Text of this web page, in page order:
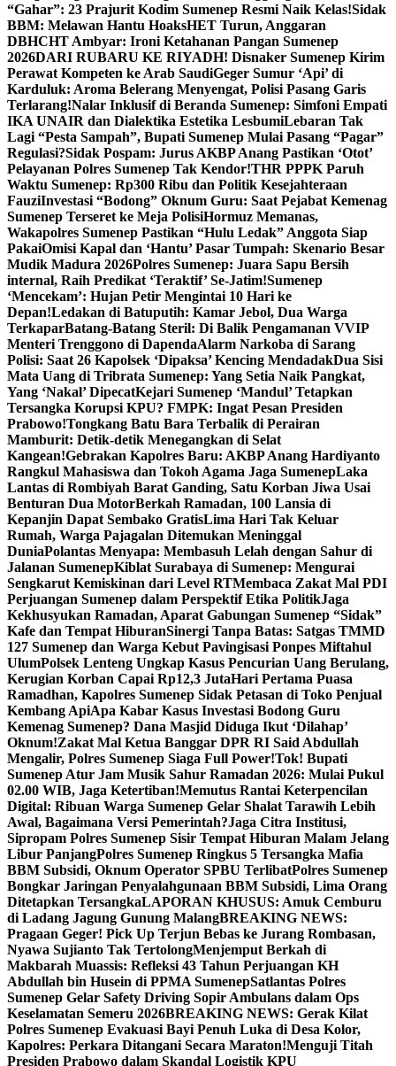
“Gahar”: 23 Prajurit Kodim Sumenep Resmi Naik Kelas!Sidak
BBM: Melawan Hantu HoaksHET Turun, Anggaran
DBHCHT Ambyar: Ironi Ketahanan Pangan Sumenep
2026DARI RUBARU KE RIYADH! Disnaker Sumenep Kirim
Perawat Kompeten ke Arab SaudiGeger Sumur ‘Api’ di
Karduluk: Aroma Belerang Menyengat, Polisi Pasang Garis
Terlarang!Nalar Inklusif di Beranda Sumenep: Simfoni Empati
IKA UNAIR dan Dialektika Estetika LesbumiLebaran Tak
Lagi “Pesta Sampah”, Bupati Sumenep Mulai Pasang “Pagar”
Regulasi?Sidak Pospam: Jurus AKBP Anang Pastikan ‘Otot’
Pelayanan Polres Sumenep Tak Kendor!THR PPPK Paruh
Waktu Sumenep: Rp300 Ribu dan Politik Kesejahteraan
FauziInvestasi “Bodong” Oknum Guru: Saat Pejabat Kemenag
Sumenep Terseret ke Meja PolisiHormuz Memanas,
Wakapolres Sumenep Pastikan “Hulu Ledak” Anggota Siap
PakaiOmisi Kapal dan ‘Hantu’ Pasar Tumpah: Skenario Besar
Mudik Madura 2026Polres Sumenep: Juara Sapu Bersih
internal, Raih Predikat ‘Teraktif’ Se-Jatim!Sumenep
‘Mencekam’: Hujan Petir Mengintai 10 Hari ke
Depan!Ledakan di Batuputih: Kamar Jebol, Dua Warga
TerkaparBatang-Batang Steril: Di Balik Pengamanan VVIP
Menteri Trenggono di DapendaAlarm Narkoba di Sarang
Polisi: Saat 26 Kapolsek ‘Dipaksa’ Kencing MendadakDua Sisi
Mata Uang di Tribrata Sumenep: Yang Setia Naik Pangkat,
Yang ‘Nakal’ DipecatKejari Sumenep ‘Mandul’ Tetapkan
Tersangka Korupsi KPU? FMPK: Ingat Pesan Presiden
Prabowo!Tongkang Batu Bara Terbalik di Perairan
Mamburit: Detik-detik Menegangkan di Selat
Kangean!Gebrakan Kapolres Baru: AKBP Anang Hardiyanto
Rangkul Mahasiswa dan Tokoh Agama Jaga SumenepLaka
Lantas di Rombiyah Barat Ganding, Satu Korban Jiwa Usai
Benturan Dua MotorBerkah Ramadan, 100 Lansia di
Kepanjin Dapat Sembako GratisLima Hari Tak Keluar
Rumah, Warga Pajagalan Ditemukan Meninggal
DuniaPolantas Menyapa: Membasuh Lelah dengan Sahur di
Jalanan SumenepKiblat Surabaya di Sumenep: Mengurai
Sengkarut Kemiskinan dari Level RTMembaca Zakat Mal PDI
Perjuangan Sumenep dalam Perspektif Etika PolitikJaga
Kekhusyukan Ramadan, Aparat Gabungan Sumenep “Sidak”
Kafe dan Tempat HiburanSinergi Tanpa Batas: Satgas TMMD
127 Sumenep dan Warga Kebut Pavingisasi Ponpes Miftahul
UlumPolsek Lenteng Ungkap Kasus Pencurian Uang Berulang,
Kerugian Korban Capai Rp12,3 JutaHari Pertama Puasa
Ramadhan, Kapolres Sumenep Sidak Petasan di Toko Penjual
Kembang ApiApa Kabar Kasus Investasi Bodong Guru
Kemenag Sumenep? Dana Masjid Diduga Ikut ‘Dilahap’
Oknum!Zakat Mal Ketua Banggar DPR RI Said Abdullah
Mengalir, Polres Sumenep Siaga Full Power!Tok! Bupati
Sumenep Atur Jam Musik Sahur Ramadan 2026: Mulai Pukul
02.00 WIB, Jaga Ketertiban!Memutus Rantai Keterpencilan
Digital: Ribuan Warga Sumenep Gelar Shalat Tarawih Lebih
Awal, Bagaimana Versi Pemerintah?Jaga Citra Institusi,
Sipropam Polres Sumenep Sisir Tempat Hiburan Malam Jelang
Libur PanjangPolres Sumenep Ringkus 5 Tersangka Mafia
BBM Subsidi, Oknum Operator SPBU TerlibatPolres Sumenep
Bongkar Jaringan Penyalahgunaan BBM Subsidi, Lima Orang
Ditetapkan TersangkaLAPORAN KHUSUS: Amuk Cemburu
di Ladang Jagung Gunung MalangBREAKING NEWS:
Pragaan Geger! Pick Up Terjun Bebas ke Jurang Rombasan,
Nyawa Sujianto Tak TertolongMenjemput Berkah di
Makbarah Muassis: Refleksi 43 Tahun Perjuangan KH
Abdullah bin Husein di PPMA SumenepSatlantas Polres
Sumenep Gelar Safety Driving Sopir Ambulans dalam Ops
Keselamatan Semeru 2026BREAKING NEWS: Gerak Kilat
Polres Sumenep Evakuasi Bayi Penuh Luka di Desa Kolor,
Kapolres: Perkara Ditangani Secara Maraton!Menguji Titah
Presiden Prabowo dalam Skandal Logistik KPU